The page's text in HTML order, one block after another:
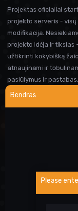
Bendras
Please
Projektas oficialiai
projekto serveris - visų
modifikacija.
projekto idėja ir tikslas
užtikrinti kokybišką
atnaujinami ir
pasiūlymus ir
visada linkusi padėti
Atsiblokavimo